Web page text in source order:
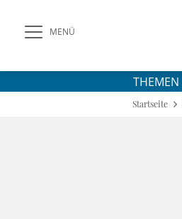
MENÜ
THEMEN
Startseite